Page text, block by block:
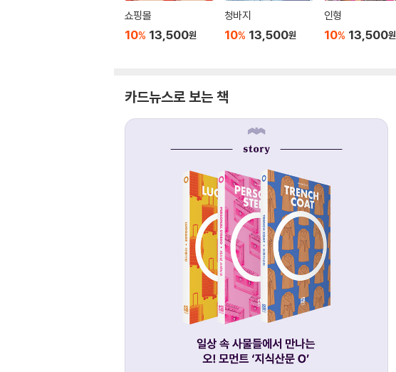
쇼핑몰
10% 13,500원
청바지
10% 13,500원
인형
10% 13,500원
카드뉴스로 보는 책